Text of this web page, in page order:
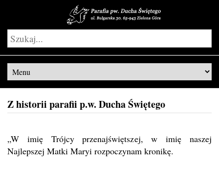
Z historii parafii p.w. Ducha Świętego
„W imię Trójcy przenajświętszej, w imię naszej
Najlepszej Matki Maryi rozpoczynam kronikę.